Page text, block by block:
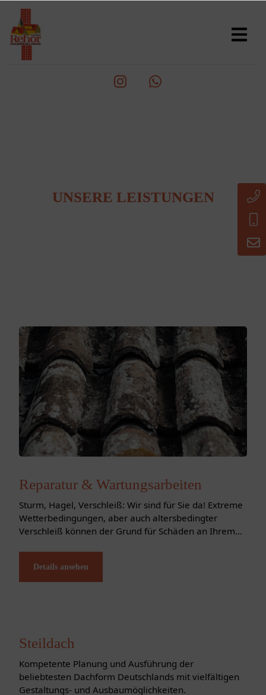
UNSERE LEISTUNGEN
Reparatur & Wartungsarbeiten
Sturm, Hagel, Verschleiß: Wir sind für Sie da! Extreme
Wetterbedingungen, aber auch altersbedingter
Verschleiß können der Grund für Schäden an Ihrem
Details ansehen
Steildach
Kompetente Planung und Ausführung der
beliebtesten Dachform Deutschlands mit vielfältigen
Gestaltungs- und Ausbaumöglichkeiten.